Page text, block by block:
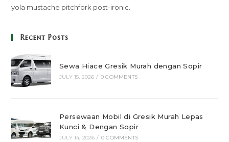
yola mustache pitchfork post-ironic.
Recent Posts
Sewa Hiace Gresik Murah dengan Sopir
JULY 15, 2026 / 0 COMMENTS
Persewaan Mobil di Gresik Murah Lepas
Kunci & Dengan Sopir
JULY 14, 2026 / 0 COMMENTS